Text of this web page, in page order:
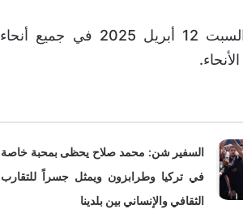
أعلنت الهيئة العامة للأرصاد الجوية تفاصيل حالة الطقس اليوم السبت 12 أبريل 2025 في جميع أنحاء
السفير شن: محمد صلاح يحظى بمحبة خاصة
في تركيا وطرابزون ويمثل جسراً للتقارب
الثقافي والإنساني بين بلدينا